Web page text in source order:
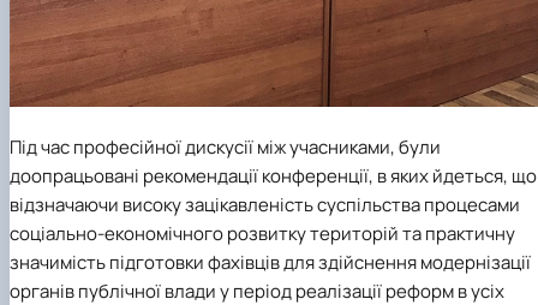
Під час професійної дискусії між учасниками, були
доопрацьовані рекомендації конференції, в яких йдеться, що
відзначаючи високу зацікавленість суспільства процесами
соціально-економічного розвитку територій та практичну
значимість підготовки фахівців для здійснення модернізації
органів публічної влади у період реалізації реформ в усіх